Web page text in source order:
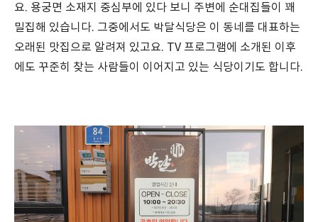
요. 용궁면 소재지 중심부에 있다 보니 주변에 순대집들이 꽤
밀집해 있습니다. 그중에서도 박달식당은 이 동네를 대표하는
오래된 맛집으로 알려져 있고요. TV 프로그램에 소개된 이후
에도 꾸준히 찾는 사람들이 이어지고 있는 식당이기도 합니다.